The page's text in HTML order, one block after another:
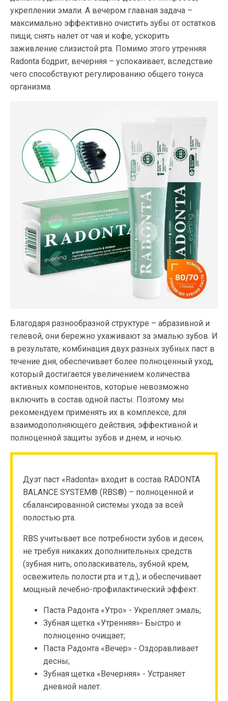
укреплении эмали. А вечером главная задача –
максимально эффективно очистить зубы от остатков
пищи, снять налет от чая и кофе, ускорить
заживление слизистой рта. Помимо этого утренняя
Radonta бодрит, вечерняя – успокаивает, вследствие
чего способствуют регулированию общего тонуса
организма.
Благодаря разнообразной структуре – абразивной и
гелевой, они бережно ухаживают за эмалью зубов. И
в результате, комбинация двух разных зубных паст в
течение дня, обеспечивает более полноценный уход,
который достигается увеличением количества
активных компонентов, которые невозможно
включить в состав одной пасты. Поэтому мы
рекомендуем применять их в комплексе, для
взаимодополняющего действия, эффективной и
полноценной защиты зубов и днем, и ночью.
Дуэт паст «Radonta» входит в состав RADONTA
BALANCE SYSTEM® (RBS®) – полноценной и
сбалансированной системы ухода за всей
полостью рта.
RBS учитывает все потребности зубов и десен,
не требуя никаких дополнительных средств
(зубная нить, ополаскиватель, зубной крем,
освежитель полости рта и т.д.), и обеспечивает
мощный лечебно-профилактический эффект.
Паста Радонта «Утро» - Укрепляет эмаль;
Зубная щетка «Утренняя»- Быстро и
полноценно очищает;
Паста Радонта «Вечер» - Оздоравливает
десны;
Зубная щетка «Вечерняя» - Устраняет
дневной налет.